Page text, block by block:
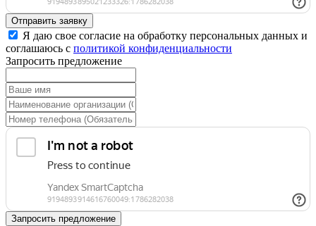
Отправить заявку
Я даю свое согласие на обработку персональных данных и
соглашаюсь с политикой конфиденциальности
Запросить предложение
Запросить предложение